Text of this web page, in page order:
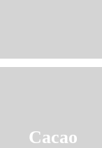
Cacao